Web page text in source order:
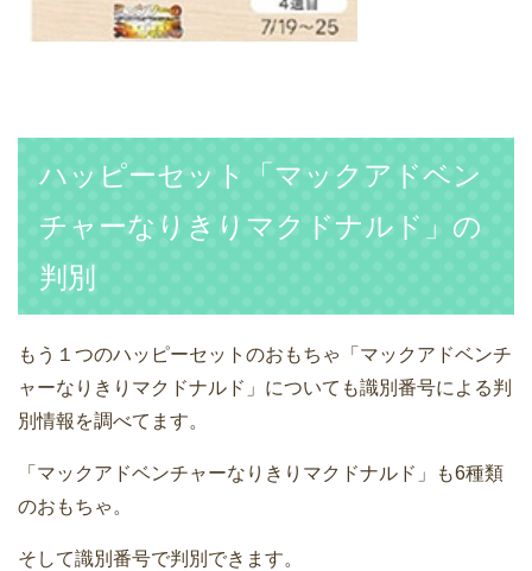
ハッピーセット「マックアドベン
チャーなりきりマクドナルド」の
判別
もう１つのハッピーセットのおもちゃ「マックアドベンチ
ャーなりきりマクドナルド」についても識別番号による判
別情報を調べてます。
「マックアドベンチャーなりきりマクドナルド」も6種類
のおもちゃ。
そして識別番号で判別できます。